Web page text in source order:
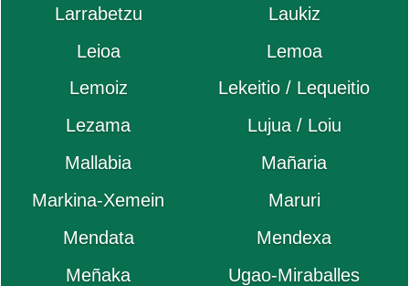
Larrabetzu
Laukiz
Leioa
Lemoa
Lemoiz
Lekeitio / Lequeitio
Lezama
Lujua / Loiu
Mallabia
Mañaria
Markina-Xemein
Maruri
Mendata
Mendexa
Meñaka
Ugao-Miraballes